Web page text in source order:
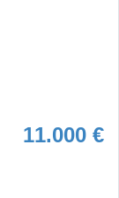
11.000 €